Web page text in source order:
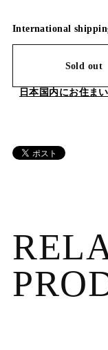
International
Sold out
日本国内にお住ま